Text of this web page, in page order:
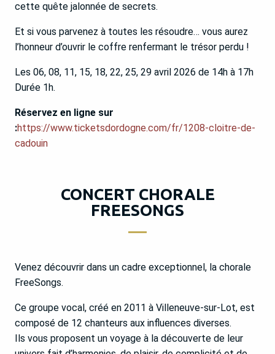
cette quête jalonnée de secrets.
Et si vous parvenez à toutes les résoudre… vous aurez
l’honneur d’ouvrir le coffre renfermant le trésor perdu !
Les 06, 08, 11, 15, 18, 22, 25, 29 avril 2026 de 14h à 17h
Durée 1h.
Réservez en ligne sur
:https://www.ticketsdordogne.com/fr/1208-cloitre-de-
cadouin
CONCERT CHORALE
FREESONGS
Venez découvrir dans un cadre exceptionnel, la chorale
FreeSongs.
Ce groupe vocal, créé en 2011 à Villeneuve-sur-Lot, est
composé de 12 chanteurs aux influences diverses.
Ils vous proposent un voyage à la découverte de leur